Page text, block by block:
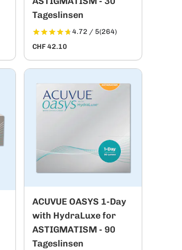
Tageslinsen
4.72 / 5(264)
CHF 42.10
ACUVUE OASYS 1-Day
with HydraLuxe for
ASTIGMATISM - 90
Tageslinsen